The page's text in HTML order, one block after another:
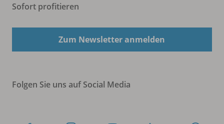
Sofort profitieren
Zum Newsletter anmelden
Folgen Sie uns auf Social Media